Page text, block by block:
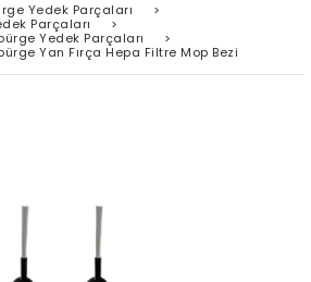
Yedek Parçaları
>
Parçaları
>
Yedek Parçaları
>
Yan Fırça Hepa Filtre Mop Bezi